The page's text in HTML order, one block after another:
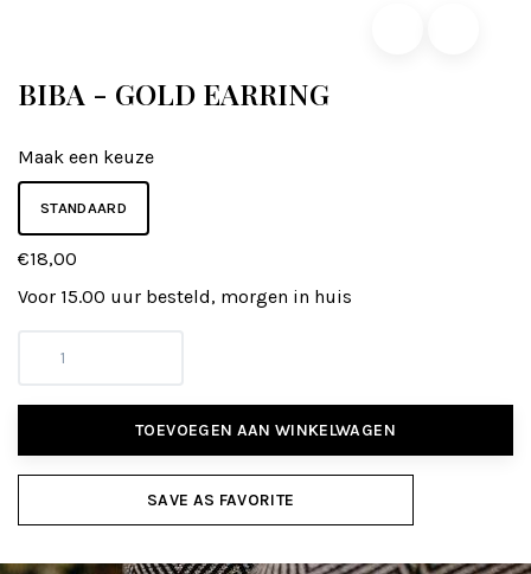
BIBA - GOLD EARRING
Maak een keuze
STANDAARD
€18,00
Voor 15.00 uur besteld, morgen in huis
TOEVOEGEN AAN WINKELWAGEN
SAVE AS FAVORITE